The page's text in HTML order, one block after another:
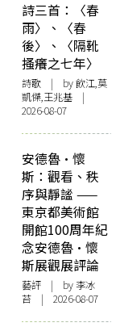
詩三首：〈春
雨〉、〈春
後〉、〈隔靴
搔癢之七年〉
詩歌 | by 飲江,莫
凱傑,王兆基 |
2026-08-07
安德魯·懷
斯：觀看、秩
序與靜謐 ——
東京都美術館
開館100周年紀
念安德魯·懷
斯展觀展評論
藝評 | by 李冰
苔 | 2026-08-07